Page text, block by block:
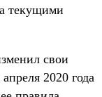
текущими
свои
2020 года